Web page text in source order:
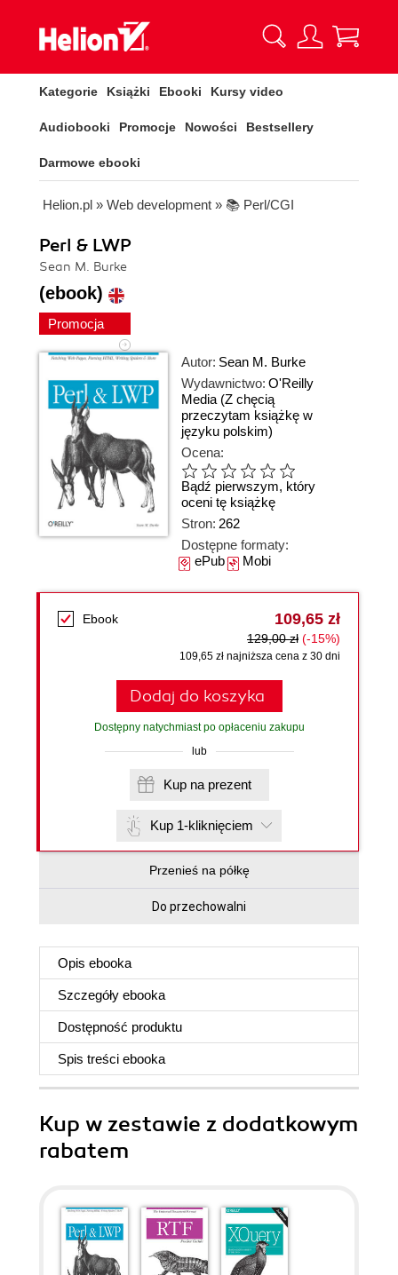
Kategorie Książki Ebooki Kursy video
Audiobooki Promocje Nowości Bestsellery
Darmowe ebooki
Helion.pl » Web development » 📚 Perl/CGI
Perl & LWP
Sean M. Burke
(ebook)
Promocja
Autor: Sean M. Burke
Wydawnictwo: O'Reilly
Media (Z chęcią
przeczytam książkę w
języku polskim)
Ocena:
Bądź pierwszym, który
oceni tę książkę
Stron: 262
Dostępne formaty:
ePubMobi
Ebook 109,65 zł
129,00 zł (-15%)
109,65 zł najniższa cena z 30 dni
Dodaj do koszyka
Dostępny natychmiast po opłaceniu zakupu
lub
Kup na prezent
Kup 1-kliknięciem
Przenieś na półkę
Do przechowalni
Opis ebooka
Szczegóły ebooka
Dostępność produktu
Spis treści ebooka
Kup w zestawie z dodatkowym
rabatem